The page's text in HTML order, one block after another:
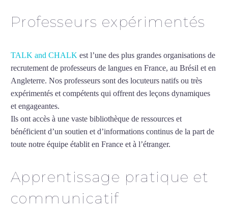
Professeurs expérimentés
TALK and CHALK est l’une des plus grandes organisations de
recrutement de professeurs de langues en France, au Brésil et en
Angleterre. Nos professeurs sont des locuteurs natifs ou très
expérimentés et compétents qui offrent des leçons dynamiques
et engageantes.
Ils ont accès à une vaste bibliothèque de ressources et
bénéficient d’un soutien et d’informations continus de la part de
toute notre équipe établit en France et à l’étranger.
Apprentissage pratique et
communicatif